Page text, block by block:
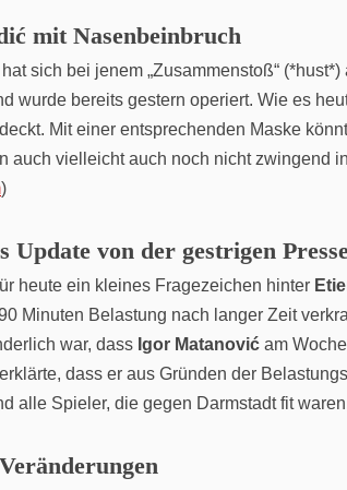
mit Nasenbeinbruch
hat sich bei jenem „Zusammenstoß“
wurde bereits gestern operiert. Wie es
Mit einer entsprechenden Maske
auch vielleicht auch noch nicht zwingend
)
Update von der gestrigen
heute ein kleines Fragezeichen hinter
Minuten Belastung nach langer Zeit
war, dass Igor Matanović am
dass er aus Gründen der
alle Spieler, die gegen Darmstadt fit